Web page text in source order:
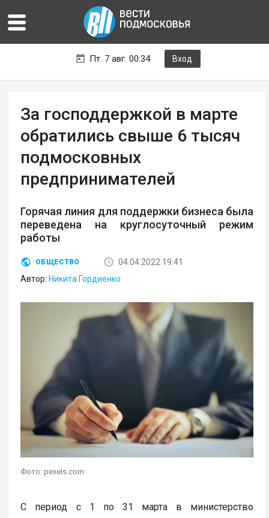
Пт. 7 авг. 00:34 Вход
За господдержкой в марте
обратились свыше 6 тысяч
подмосковных
предпринимателей
Горячая линия для поддержки бизнеса была
переведена на круглосуточный режим
работы
ОБЩЕСТВО
04.04.2022 19:41
Автор: Никита Гордиенко
Фото: pexels.com
С период с 1 по 31 марта в министерство